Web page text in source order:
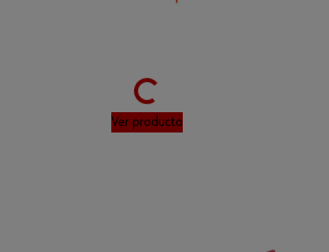
Loading...
Ver producto